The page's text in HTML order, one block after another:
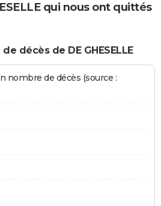
qui nous ont quittés
décès de DE GHESELLE
nombre de décès (source :